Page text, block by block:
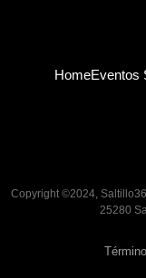
HomeEventos
Copyright ©2024,
25280